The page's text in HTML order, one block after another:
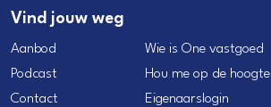
Vind jouw weg
Aanbod
Wie is One vastgoed
Podcast
Hou me op de hoogte
Contact
Eigenaarslogin